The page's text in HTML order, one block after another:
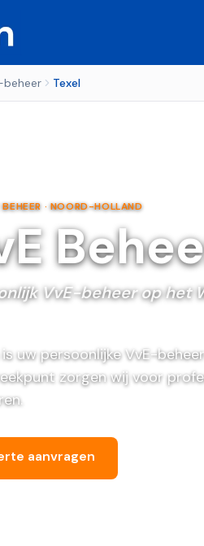
beheer Texel
·NOORD-HOLLAND
VvE-beheer op het
uw persoonlijke VvE-
zorgen wij voor
aanvragen